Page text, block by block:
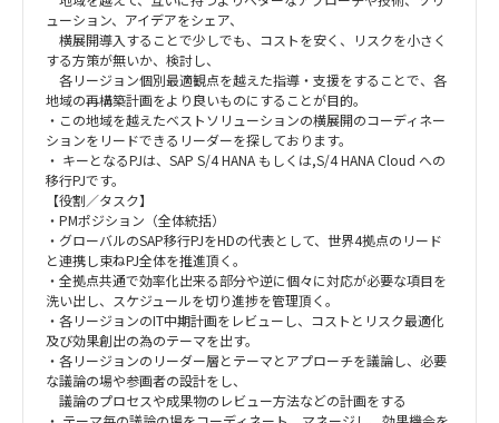
ューション、アイデアをシェア、
横展開導入することで少しでも、コストを安く、リスクを小さく
する方策が無いか、検討し、
各リージョン個別最適観点を越えた指導・支援をすることで、各
地域の再構築計画をより良いものにすることが目的。
・この地域を越えたベストソリューションの横展開のコーディネー
ションをリードできるリーダーを探しております。
・ キーとなるPJは、SAP S/4 HANA もしくは,S/4 HANA Cloud への
移行PJです。
【役割／タスク】
・PMポジション（全体統括）
・グローバルのSAP移行PJをHDの代表として、世界4拠点のリード
と連携し束ねPJ全体を推進頂く。
・全拠点共通で効率化出来る部分や逆に個々に対応が必要な項目を
洗い出し、スケジュールを切り進捗を管理頂く。
・各リージョンのIT中期計画をレビューし、コストとリスク最適化
及び効果創出の為のテーマを出す。
・各リージョンのリーダー層とテーマとアプローチを議論し、必要
な議論の場や参画者の設計をし、
議論のプロセスや成果物のレビュー方法などの計画をする